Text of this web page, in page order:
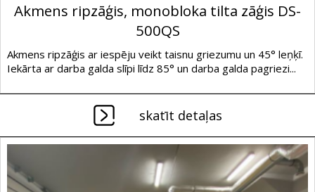
Akmens ripzāģis, monobloka tilta zāģis DS-
500QS
Akmens ripzāģis ar iespēju veikt taisnu griezumu un 45° leņķī.
Iekārta ar darba galda slīpi līdz 85° un darba galda pagriezi...
skatīt detaļas